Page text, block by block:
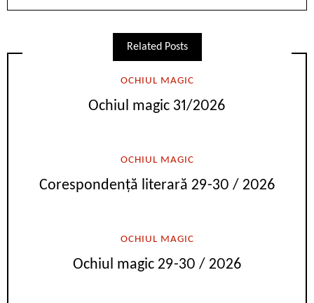
Related Posts
OCHIUL MAGIC
Ochiul magic 31/2026
OCHIUL MAGIC
Corespondență literară 29-30 / 2026
OCHIUL MAGIC
Ochiul magic 29-30 / 2026